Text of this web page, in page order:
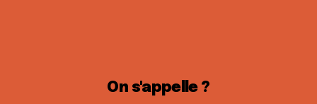
On s'appelle ?